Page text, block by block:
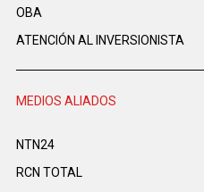
OBA
ATENCIÓN AL INVERSIONISTA
MEDIOS ALIADOS
NTN24
RCN TOTAL